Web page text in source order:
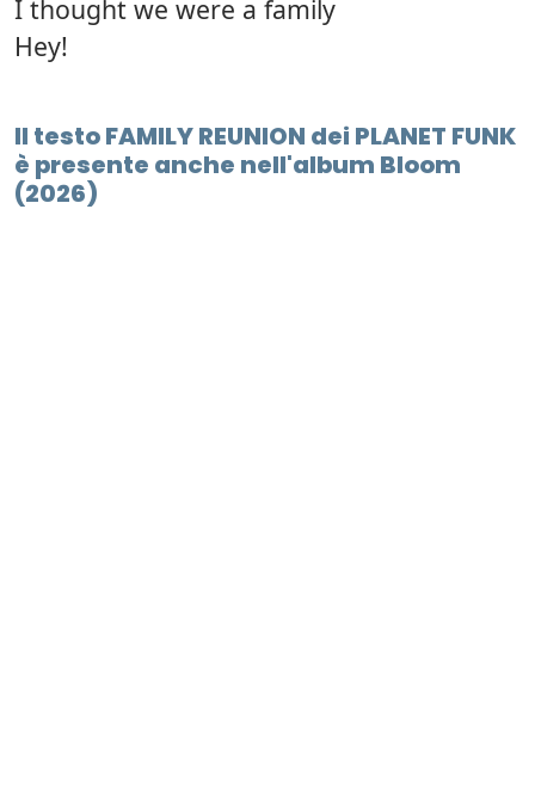
I thought we were a family
Hey!
Il testo FAMILY REUNION dei PLANET FUNK
è presente anche nell'album Bloom
(2026)